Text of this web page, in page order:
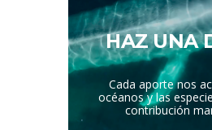
HAZ UNA
Cada aporte nos
océanos y las
contribución